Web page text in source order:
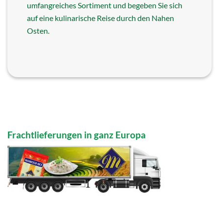
umfangreiches Sortiment und begeben Sie sich
auf eine kulinarische Reise durch den Nahen
Osten.
Frachtlieferungen in ganz Europa